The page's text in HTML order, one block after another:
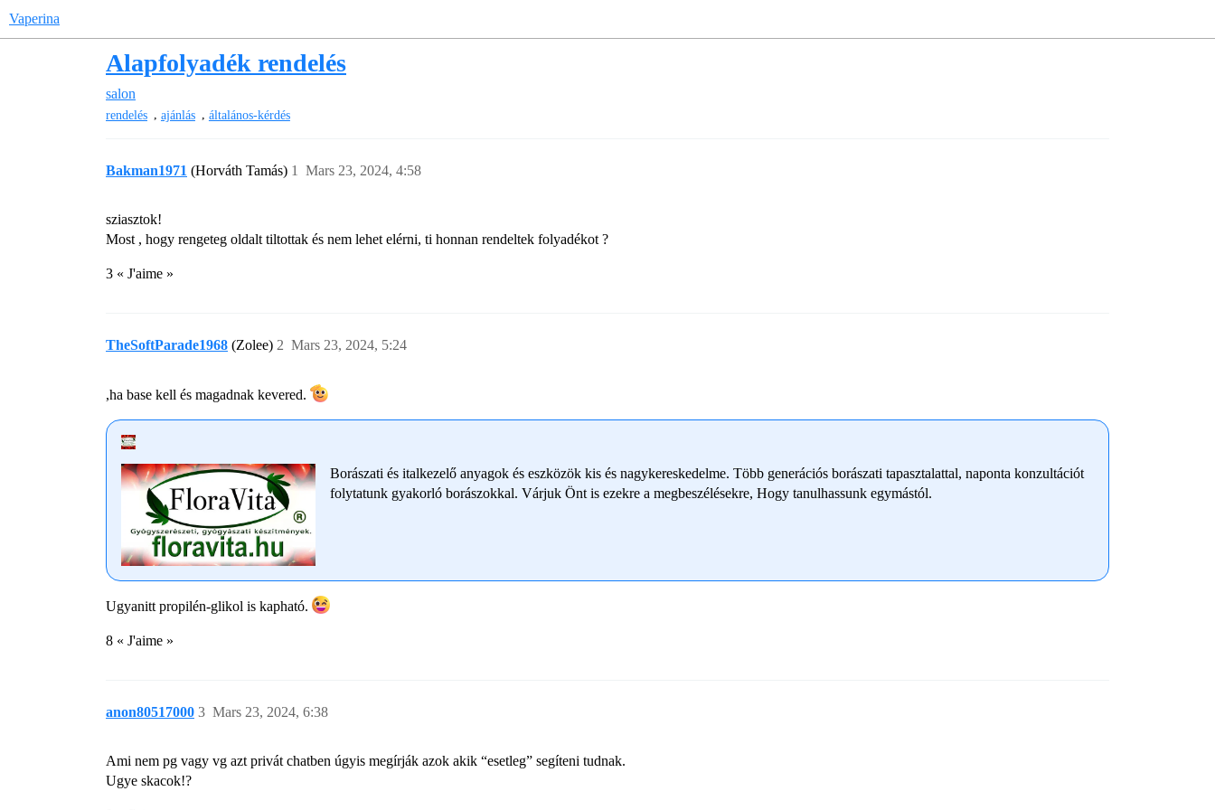
Vaperina
Alapfolyadék rendelés
salon
rendelés , ajánlás , általános-kérdés
Bakman1971 (Horváth Tamás) Mars 23, 2024, 4:58
1
sziasztok!
Most , hogy rengeteg oldalt tiltottak és nem lehet elérni, ti honnan rendeltek folyadékot ?
3 « J'aime »
TheSoftParade1968 (Zolee) Mars 23, 2024, 5:24
2
,ha base kell és magadnak kevered.
Borászati és italkezelő anyagok és eszközök kis és nagykereskedelme. Több generációs borászati tapasztalattal, naponta konzultációt
folytatunk gyakorló borászokkal. Várjuk Önt is ezekre a megbeszélésekre, Hogy tanulhassunk egymástól.
Ugyanitt propilén-glikol is kapható.
8 « J'aime »
anon80517000 Mars 23, 2024, 6:38
3
Ami nem pg vagy vg azt privát chatben úgyis megírják azok akik “esetleg” segíteni tudnak.
Ugye skacok!?